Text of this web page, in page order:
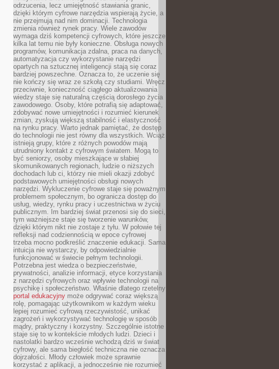
odrzucenia, lecz umiejętność stawiania granic,
dzięki którym cyfrowe narzędzia wspierają życie, a
nie przejmują nad nim dominacji. Technologia
zmienia również rynek pracy. Wiele zawodów
wymaga dziś kompetencji cyfrowych, które jeszcze
kilka lat temu nie były konieczne. Obsługa nowych
programów, komunikacja zdalna, praca na danych,
automatyzacja czy wykorzystanie narzędzi
opartych na sztucznej inteligencji stają się coraz
bardziej powszechne. Oznacza to, że uczenie się
nie kończy się wraz ze szkołą czy studiami. Wręcz
przeciwnie, konieczność ciągłego aktualizowania
wiedzy staje się naturalną częścią dorosłego życia
zawodowego. Osoby, które potrafią się adaptować,
zdobywać nowe umiejętności i rozumieć kierunek
zmian, zyskują większą stabilność i elastyczność
na rynku pracy. Warto jednak pamiętać, że dostęp
do technologii nie jest równy dla wszystkich. Wciąż
istnieją grupy, które z różnych powodów mają
utrudniony kontakt z cyfrowym światem. Mogą to
być seniorzy, osoby mieszkające w słabiej
skomunikowanych regionach, ludzie o niższych
dochodach lub ci, którzy nie mieli okazji zdobyć
podstawowych umiejętności obsługi nowych
narzędzi. Wykluczenie cyfrowe staje się poważnym
problemem społecznym, bo ogranicza dostęp do
usług, wiedzy, rynku pracy i uczestnictwa w życiu
publicznym. Im bardziej świat przenosi się do sieci,
tym ważniejsze staje się tworzenie warunków,
dzięki którym nikt nie zostaje z tyłu. W połowie tej
refleksji nad codziennością w epoce cyfrowej
trzeba mocno podkreślić znaczenie edukacji. Sama
intuicja nie wystarczy, by odpowiedzialnie
funkcjonować w świecie pełnym technologii.
Potrzebna jest wiedza o bezpieczeństwie,
prywatności, analizie informacji, etyce korzystania
z narzędzi cyfrowych oraz wpływie technologii na
psychikę i społeczeństwo. Właśnie dlatego rzetelny
portal edukacyjny może odgrywać coraz większą
rolę, pomagając użytkownikom w każdym wieku
lepiej rozumieć cyfrową rzeczywistość, unikać
zagrożeń i wykorzystywać technologię w sposób
mądry, praktyczny i korzystny. Szczególnie istotne
staje się to w kontekście młodych ludzi. Dzieci i
nastolatki bardzo wcześnie wchodzą dziś w świat
cyfrowy, ale sama biegłość techniczna nie oznacza
dojrzałości. Młody człowiek może sprawnie
korzystać z aplikacji, a jednocześnie nie rozumieć